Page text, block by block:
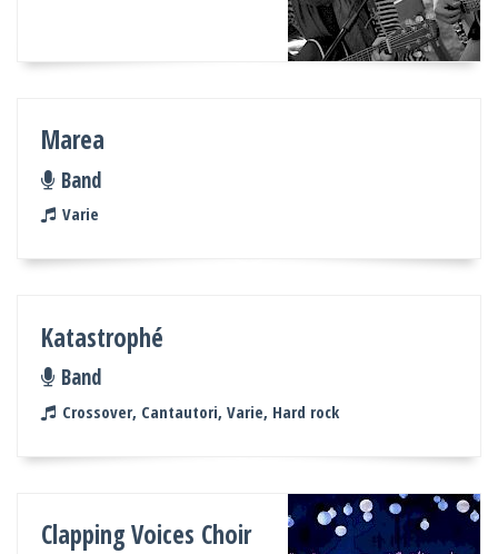
Marea
Band
Varie
Katastrophé
Band
Crossover, Cantautori, Varie, Hard rock
Clapping Voices Choir